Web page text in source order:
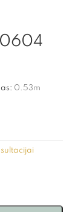
0.53m